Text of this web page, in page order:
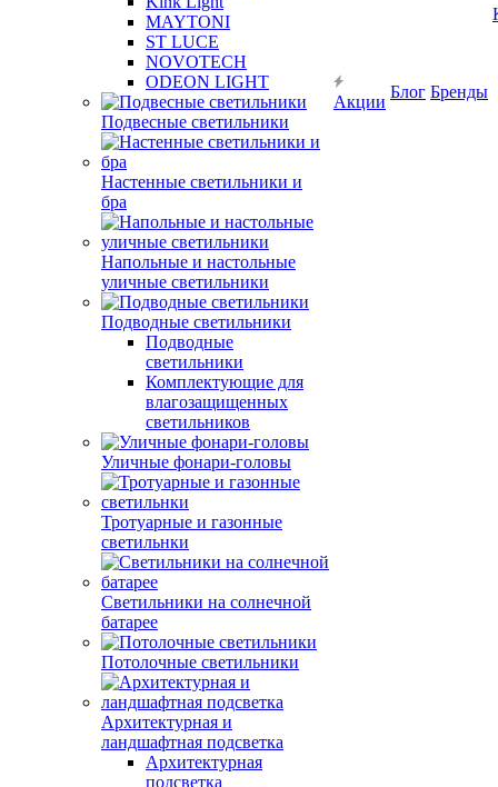
MAYTONI
ST LUCE
NOVOTECH
ODEON LIGHT
Подвесные светильники
Настенные светильники и
бра
Напольные и настольные
уличные светильники
Подводные светильники
Подводные
светильники
Комплектующие для
влагозащищенных
светильников
Уличные фонари-головы
Тротуарные и газонные
светильнки
Светильники на солнечной
батарее
Потолочные светильники
Архитектурная и
ландшафтная подсветка
Архитектурная
подсветка
Акции
Блог Бренды